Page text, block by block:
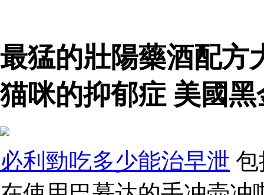
最猛的壯陽藥酒配方
猫咪的抑郁症 美國
必利勁吃多少能治早泄 包